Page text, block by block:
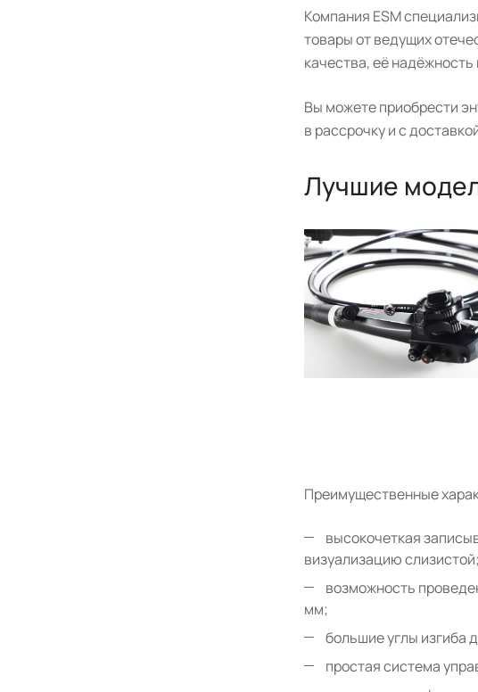
Компания ESM
товары от ведущих
качества, её
Вы можете приобрести
в рассрочку и с
Лучшие
Преимущественные
высокочеткая
визуализацию слизистой;
возможность
мм;
большие углы изгиба
простая система